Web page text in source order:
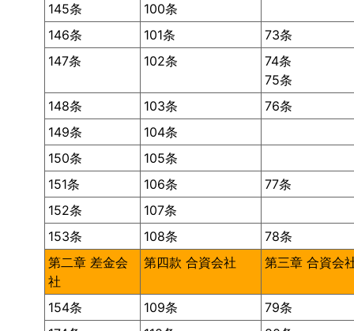
145条
100条
146条
101条
73条
147条
102条
74条
75条
148条
103条
76条
149条
104条
150条
105条
151条
106条
77条
152条
107条
153条
108条
78条
第二章 差金会
社
第四款 合資会社 第三章 合資会
154条 109条
79条